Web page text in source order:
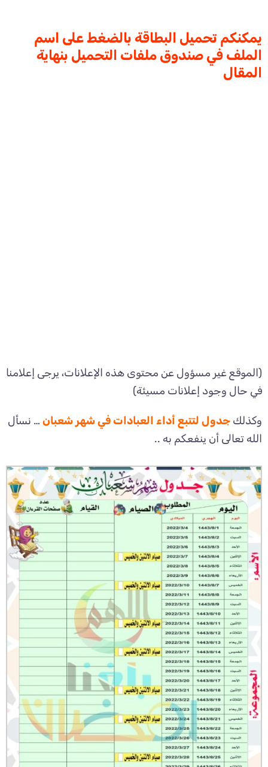
يمكنكم تحميل البطاقة بالضغط على اسم
الملف في صندوق ملفات التحميل بنهاية
المقال
(الموقع غير مسؤول عن محتوى هذه الإعلانات، يرجى إعلامنا
في حال وجود إعلانات مسيئة)
وكذلك جدول لتتبع أداء العبادات في شهر شعبان … نسأل
الله تعالى أن ينفعكم به ..